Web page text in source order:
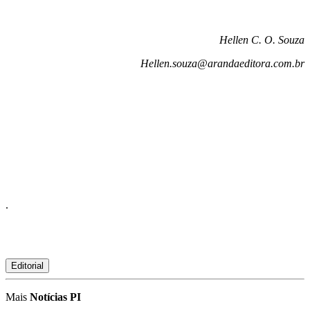
Hellen C. O. Souza
Hellen.souza@arandaeditora.com.br
.
Editorial
Mais Notícias PI